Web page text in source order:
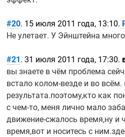
#20. 15 июля 2011 года, 13:10.
Не улетает. У Эйнштейна
#21. 31 июля 2011 года, 17:30.
вы знаете в чём проблема
встало колом-везде и во всём.
результата.поэтому,кто как
счем-то, меня лично мало
движение-сжалось время,ну и
время,вот и носитесь с